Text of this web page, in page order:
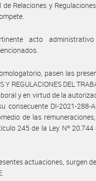
Relaciones y
acto
pasen las
Y REGULACIONES DEL
y en virtud de la
consecuente DI-2021-288-
de las
245 de la Ley Nº 20.744
actuaciones, surgen